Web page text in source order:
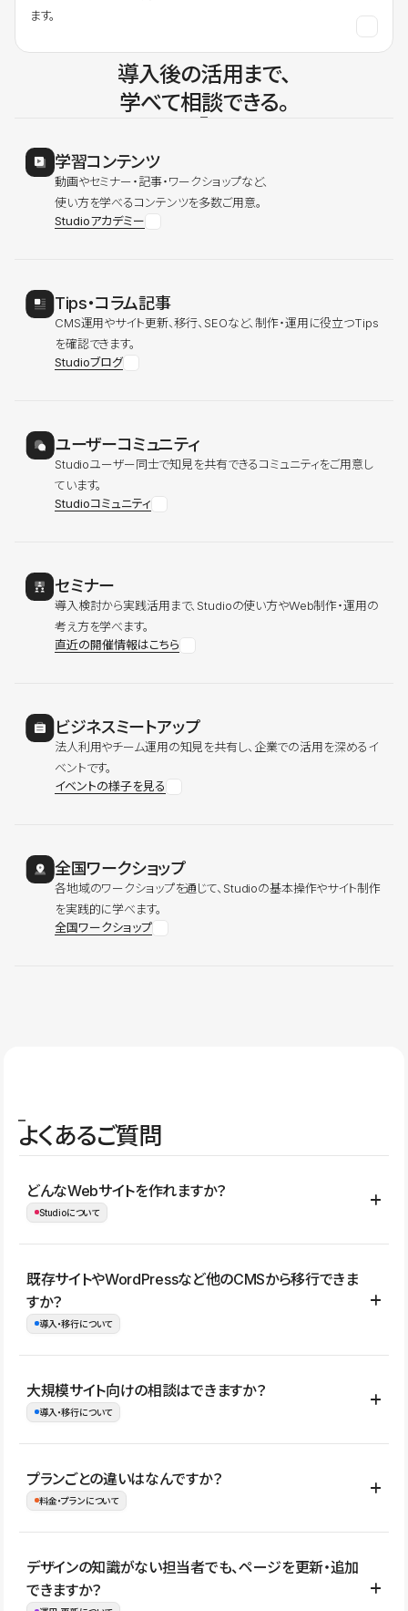
ます。
導入後の活用まで、
学べて相談できる。
学習コンテンツ
動画やセミナー・記事・ワークショップなど、
使い方を学べるコンテンツを多数ご用意。
Studioアカデミー
Tips・コラム記事
CMS運用やサイト更新、移行、SEOなど、制作・運用に役立つTips
を確認できます。
Studioブログ
ユーザーコミュニティ
Studioユーザー同士で知見を共有できるコミュニティをご用意し
ています。
Studioコミュニティ
セミナー
導入検討から実践活用まで、Studioの使い方やWeb制作・運用の
考え方を学べます。
直近の開催情報はこちら
ビジネスミートアップ
法人利用やチーム運用の知見を共有し、企業での活用を深めるイ
ベントです。
イベントの様子を見る
全国ワークショップ
各地域のワークショップを通じて、Studioの基本操作やサイト制作
を実践的に学べます。
全国ワークショップ
よくあるご質問
どんなWebサイトを作れますか？
Studioについて
コーポレートサイト、サービスサイト、LP、採用サイト、ブロ
グ・メディア、イベントサイト、店舗・商品紹介サイト、ポートフ
ォリオなど幅広く制作できます。
既存サイトやWordPressなど他のCMSから移行できま
すか？
導入・移行について
はい。既存サイトの構成やコンテンツ、URLを整理したうえで、
Studio上に再構築する形で移行できます。 WordPressの場合は、
イト全体のデザインや設定がそのまま移行されるわけではないた
め、移行後にページ構成やデザイン、CMS設計、URL・リダイレク
大規模サイト向けの相談はできますか？
導入・移行について
はい。アクセス規模が大きいサイトや、複数部門での運用、権限管
理、セキュリティ確認、既存システムとの連携など、個別の要件が
ない段階でも、お問い合わせください。
お問合せはこちら
プランごとの違いはなんですか？
料金・プランについて
公開ページ数、バージョン履歴の期間、CMS利用数の上限、権限
管理の有無などがプランごとに異なります。詳しくは料金プランペ
デザインの知識がない担当者でも、ページを更新・追加
できますか？